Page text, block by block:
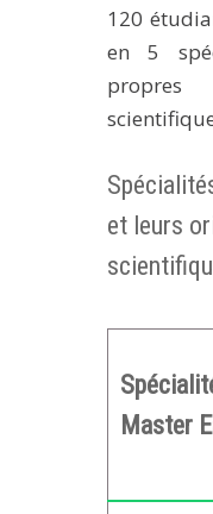
FOR THE PUBLIC
120
en 5
et leurs
Master